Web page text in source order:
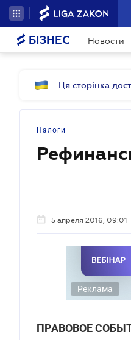
БІЗНЕС Новости
Ця сторінка
Налоги
5 апреля 2016, 09:01
Реклама
ПРАВОВОЕ